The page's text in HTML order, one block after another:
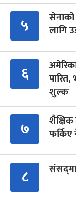
५
लागि
६
शुल्क
७
शैक्षिक
फर्किए
८